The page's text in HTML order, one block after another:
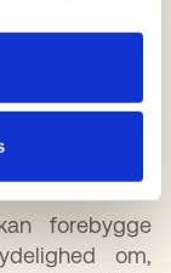
skabe
forebygge
om,